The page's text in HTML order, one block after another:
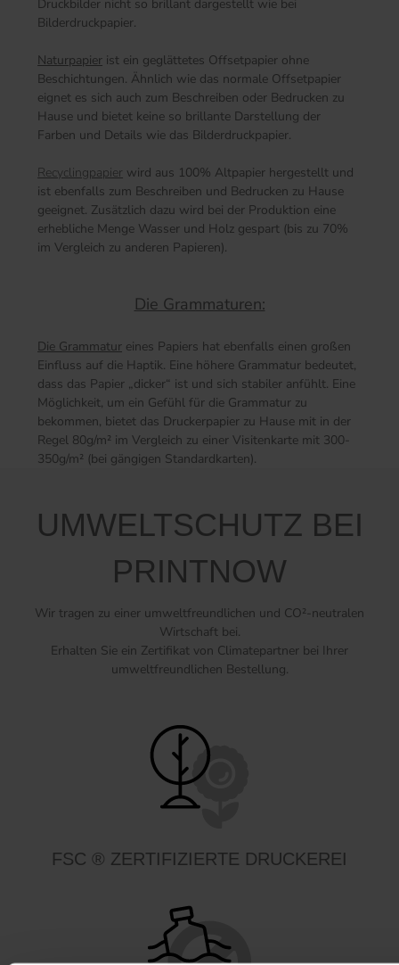
Druckbilder nicht so brillant dargestellt wie bei
Bilderdruckpapier.
Naturpapier ist ein geglättetes Offsetpapier ohne
Beschichtungen. Ähnlich wie das normale Offsetpapier
eignet es sich auch zum Beschreiben oder Bedrucken zu
Hause und bietet keine so brillante Darstellung der
Farben und Details wie das Bilderdruckpapier.
Recyclingpapier wird aus 100% Altpapier hergestellt und
ist ebenfalls zum Beschreiben und Bedrucken zu Hause
geeignet. Zusätzlich dazu wird bei der Produktion eine
erhebliche Menge Wasser und Holz gespart (bis zu 70%
im Vergleich zu anderen Papieren).
Die Grammaturen:
Die Grammatur eines Papiers hat ebenfalls einen großen
Einfluss auf die Haptik. Eine höhere Grammatur bedeutet,
dass das Papier „dicker“ ist und sich stabiler anfühlt. Eine
Möglichkeit, um ein Gefühl für die Grammatur zu
bekommen, bietet das Druckerpapier zu Hause mit in der
Regel 80g/m² im Vergleich zu einer Visitenkarte mit 300-
350g/m² (bei gängigen Standardkarten).
UMWELTSCHUTZ BEI
PRINTNOW
Wir tragen zu einer umweltfreundlichen und CO²-neutralen
Wirtschaft bei.
Erhalten Sie ein Zertifikat von Climatepartner bei Ihrer
umweltfreundlichen Bestellung.
FSC ® ZERTIFIZIERTE DRUCKEREI